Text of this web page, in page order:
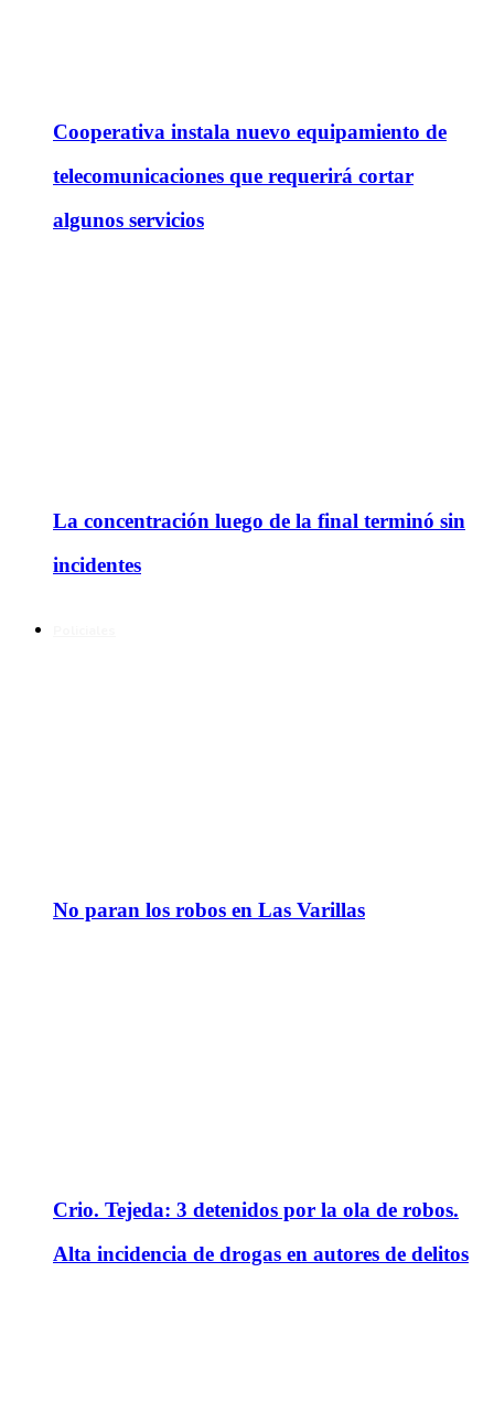
Cooperativa instala nuevo equipamiento de
telecomunicaciones que requerirá cortar
algunos servicios
La concentración luego de la final terminó sin
incidentes
No paran los robos en Las Varillas
Crio. Tejeda: 3 detenidos por la ola de robos.
Alta incidencia de drogas en autores de delitos